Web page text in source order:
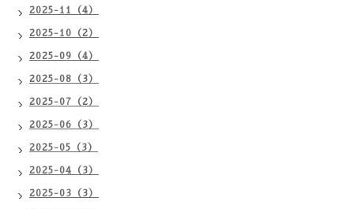
2025-11（4）
2025-10（2）
2025-09（4）
2025-08（3）
2025-07（2）
2025-06（3）
2025-05（3）
2025-04（3）
2025-03（3）